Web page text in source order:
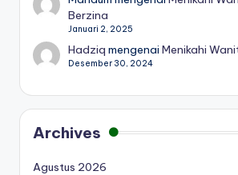
Berzina
Januari 2, 2025
Hadziq mengenaiMenikahi
Desember 30, 2024
Archives
Agustus 2026